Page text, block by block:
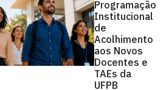
Programação
Institucional
de
Acolhimento
aos Novos
Docentes e
TAEs da
UFPB